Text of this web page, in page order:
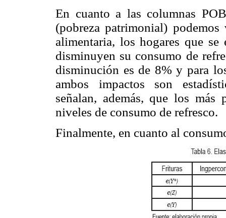
En cuanto a las columnas
(pobreza patrimonial)
alimentaria, los hogares que
disminuyen su consumo de
disminución es de 8% y para
ambos impactos son
señalan, además, que los más
niveles de consumo de refresco.
Finalmente, en cuanto al